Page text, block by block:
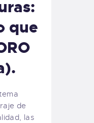
que
de
las